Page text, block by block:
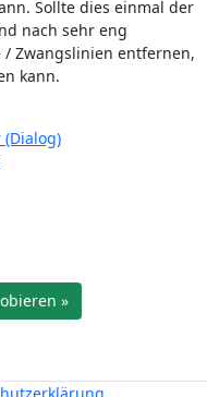
Sollte dies einmal der
nach sehr eng
Zwangslinien entfernen,
kann.
»